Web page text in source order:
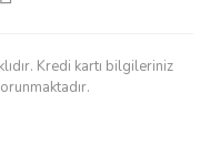
Kredi kartı bilgileriniz